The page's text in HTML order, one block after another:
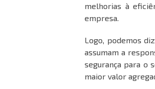
melhorias à
empresa.
Logo, podemos
assumam a
segurança para o
maior valor